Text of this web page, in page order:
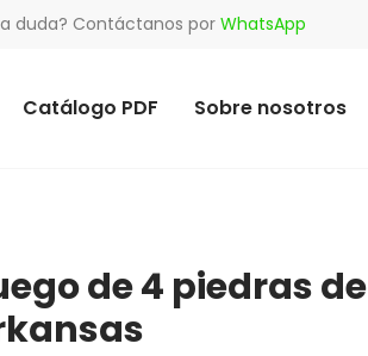
duda? Contáctanos por WhatsApp
Catálogo PDF Sobre nosotros
de 4 piedras de